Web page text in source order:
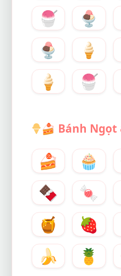
🍧
🍨
🍨
🍦
🍦
🍧
🍰 Bánh Ngọt
🍰 🧁
🍫
🍬
🍯
🍓
🍌
🍍